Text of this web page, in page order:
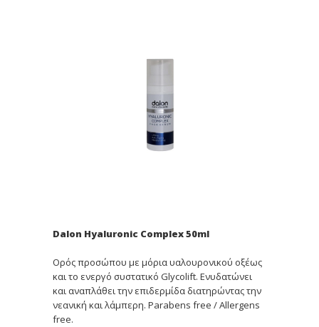
Dalon Hyaluronic Complex 50ml
Oρός προσώπου με μόρια υαλουρονικού οξέως
και το ενεργό συστατικό Glycolift. Eνυδατώνει
και αναπλάθει την επιδερμίδα διατηρώντας την
νεανική και λάμπερη. Parabens free / Allergens
free.